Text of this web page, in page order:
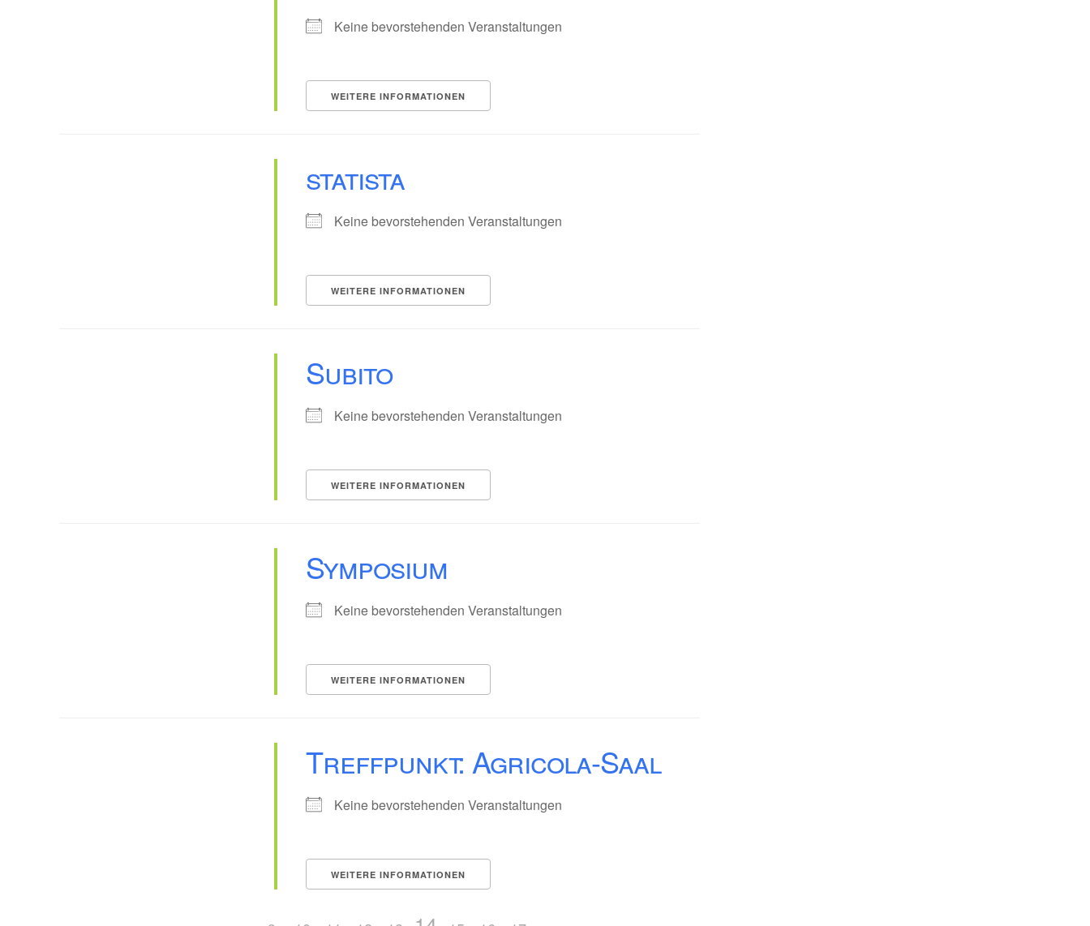
Keine bevorstehenden Veranstaltungen
WEITERE INFORMATIONEN
statista
Keine bevorstehenden Veranstaltungen
WEITERE INFORMATIONEN
Subito
Keine bevorstehenden Veranstaltungen
WEITERE INFORMATIONEN
Symposium
Keine bevorstehenden Veranstaltungen
WEITERE INFORMATIONEN
Treffpunkt: Agricola-Saal
Keine bevorstehenden Veranstaltungen
WEITERE INFORMATIONEN